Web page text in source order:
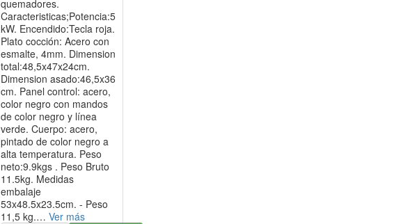
quemadores.
Caracteristicas;Potencia:5
kW. Encendido:Tecla roja.
Plato cocción: Acero con
esmalte, 4mm. Dimension
total:48,5x47x24cm.
Dimension asado:46,5x36
cm. Panel control: acero,
color negro con mandos
de color negro y línea
verde. Cuerpo: acero,
pintado de color negro a
alta temperatura. Peso
neto:9.9kgs . Peso Bruto
11.5kg. Medidas
embalaje
53x48.5x23.5cm. - Peso
11,5 kg.…Ver más